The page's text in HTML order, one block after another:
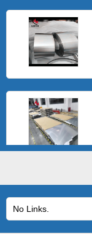
No Links.